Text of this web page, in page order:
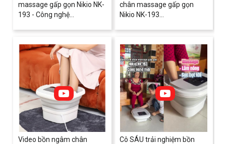
massage gấp gọn Nikio NK-
193 - Công nghệ...
chân massage gấp gọn
Nikio NK-193...
Video bồn ngâm chân
Cô SÁU trải nghiệm bồn